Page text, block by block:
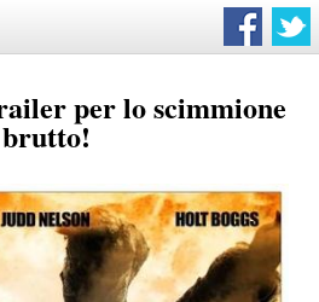
per lo scimmione